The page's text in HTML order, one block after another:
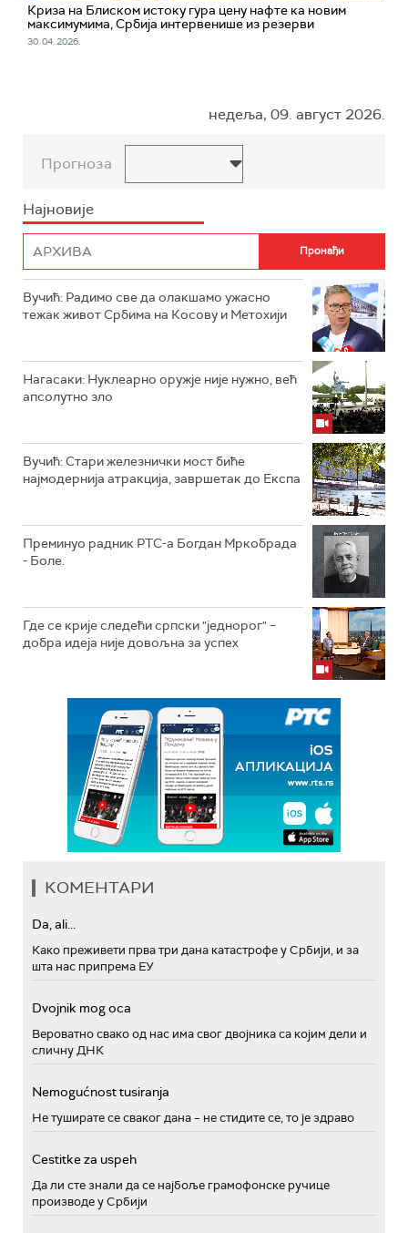
Криза на Блиском истоку гура цену нафте ка новим
максимумима, Србија интервенише из резерви
30. 04. 2026.
недеља, 09. август 2026.
Прогноза
Најновије
Вучић: Радимо све да олакшамо ужасно
тежак живот Србима на Косову и Метохији
Нагасаки: Нуклеарно оружје није нужно, већ
апсолутно зло
Вучић: Стари железнички мост биће
најмодернија атракција, завршетак до Експа
Преминуо радник РТС-а Богдан Мркобрада
- Боле.
Где се крије следећи српски "једнорог" –
добра идеја није довољна за успех
КОМЕНТАРИ
Da, ali...
Како преживети прва три дана катастрофе у Србији, и за
шта нас припрема ЕУ
Dvojnik mog oca
Вероватно свако од нас има свог двојника са којим дели и
сличну ДНК
Nemogućnost tusiranja
Не туширате се сваког дана – не стидите се, то је здраво
Cestitke za uspeh
Да ли сте знали да се најбоље грамофонске ручице
производе у Србији